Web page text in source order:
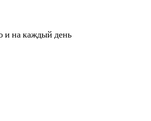
и на каждый день